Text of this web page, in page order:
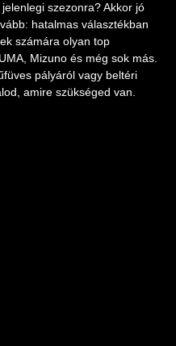
szezonra? Akkor jó
hatalmas választékban
számára olyan top
Mizuno és még sok más.
pályáról vagy beltéri
amire szükséged van.